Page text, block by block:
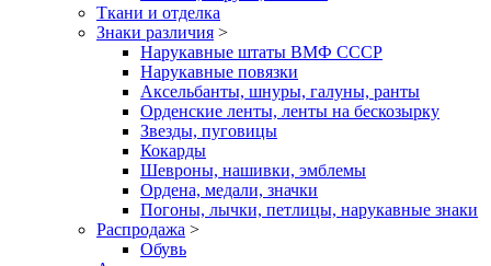
Ткани и отделка
Знаки различия >
Нарукавные штаты ВМФ СССР
Нарукавные повязки
Аксельбанты, шнуры, галуны, ранты
Орденские ленты, ленты на бескозырку
Звезды, пуговицы
Кокарды
Шевроны, нашивки, эмблемы
Ордена, медали, значки
Погоны, лычки, петлицы, нарукавные знаки
Распродажа >
Обувь